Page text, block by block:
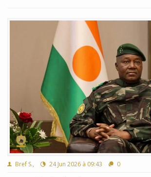
Bref S., 24 Jun 2026 à 09:43 0